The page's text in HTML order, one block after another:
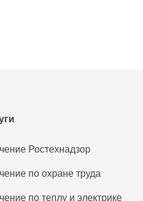
Ростехнадзор
по охране труда
по теплу и электрике